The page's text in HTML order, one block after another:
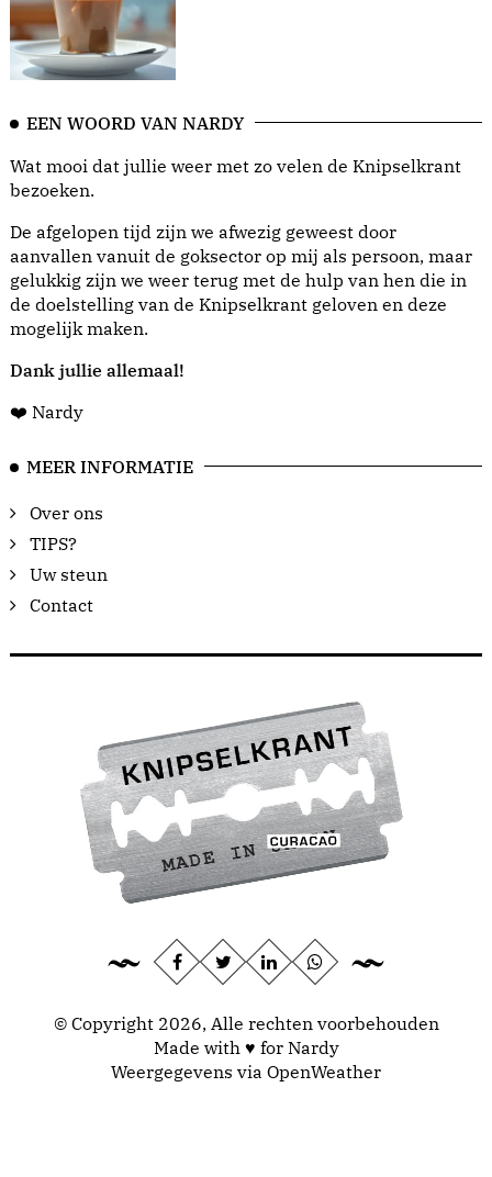
EEN WOORD VAN NARDY
Wat mooi dat jullie weer met zo velen de Knipselkrant
bezoeken.
De afgelopen tijd zijn we afwezig geweest door
aanvallen vanuit de goksector op mij als persoon, maar
gelukkig zijn we weer terug met de hulp van hen die in
de doelstelling van de Knipselkrant geloven en deze
mogelijk maken.
Dank jullie allemaal!
❤️ Nardy
MEER INFORMATIE
Over ons
TIPS?
Uw steun
Contact
© Copyright 2026, Alle rechten voorbehouden
Made with ♥ for Nardy
Weergegevens via OpenWeather